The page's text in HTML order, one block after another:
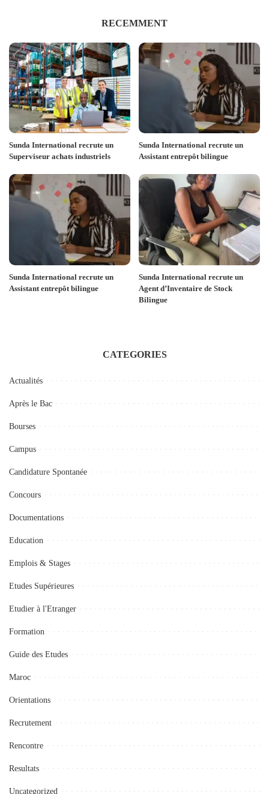
RECEMMENT
Sunda International recrute un
Superviseur achats industriels
Sunda International recrute un
Assistant entrepôt bilingue
Sunda International recrute un
Assistant entrepôt bilingue
Sunda International recrute un
Agent d’Inventaire de Stock
Bilingue
CATEGORIES
Actualités
Après le Bac
Bourses
Campus
Candidature Spontanée
Concours
Documentations
Education
Emplois & Stages
Etudes Supérieures
Etudier à l'Etranger
Formation
Guide des Etudes
Maroc
Orientations
Recrutement
Rencontre
Resultats
Uncategorized